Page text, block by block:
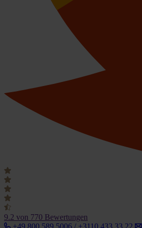
9.2 von 770 Bewertungen
+49 800 589 5006 / +3110 433 33 22